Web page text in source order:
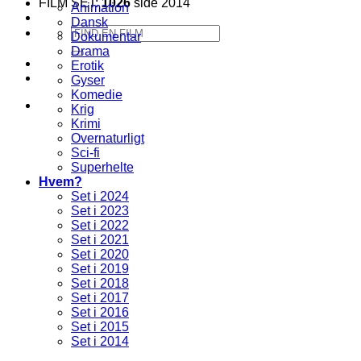
FILM SET:1026 side 2014
Søg
efter:
Animation
Dansk
Dokumentar
Drama
Erotik
Gyser
Komedie
Krig
Krimi
Overnaturligt
Sci-fi
Superhelte
Hvem?
Set i 2024
Set i 2023
Set i 2022
Set i 2021
Set i 2020
Set i 2019
Set i 2018
Set i 2017
Set i 2016
Set i 2015
Set i 2014